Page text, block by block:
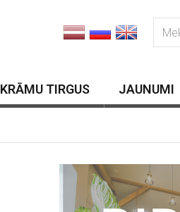
KRĀMU TIRGUS JAUNUMI